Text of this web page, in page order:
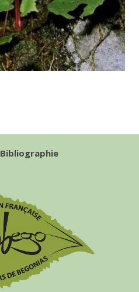
Bibliographie